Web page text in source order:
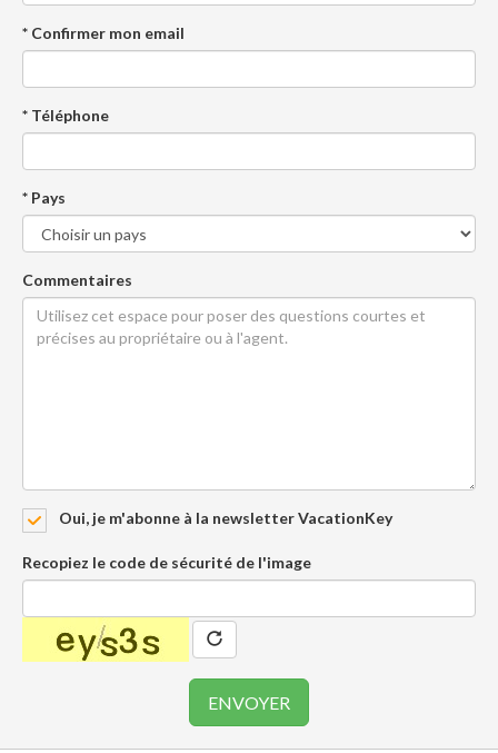
* Confirmer mon email
* Téléphone
* Pays
Commentaires
Oui, je m'abonne à la newsletter VacationKey
Recopiez le code de sécurité de l'image